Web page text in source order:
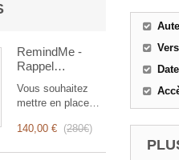
RemindMe -
Rappel
(mail,
événement,
notification)
Vous souhaitez
mettre en place
automatiques ?
140,00 € (280€)